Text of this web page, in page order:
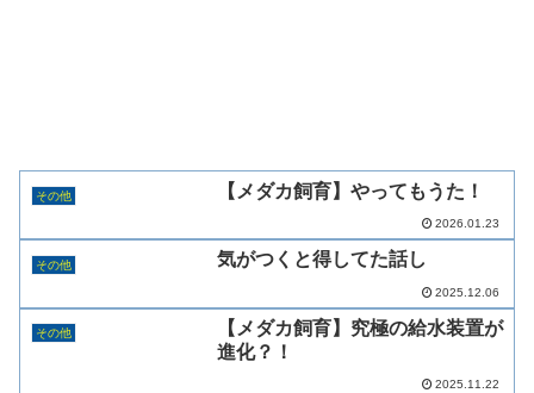
その他 【メダカ飼育】やってもうた！
2026.01.23
その他 気がつくと得してた話し
2025.12.06
その他
【メダカ飼育】究極の給水装置が
進化？！
2025.11.22